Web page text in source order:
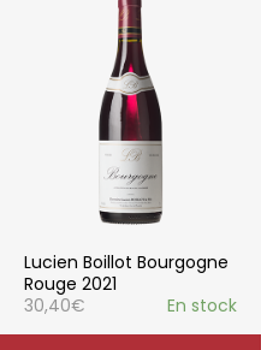
Lucien Boillot Bourgogne
Rouge 2021
30,40€ En stock